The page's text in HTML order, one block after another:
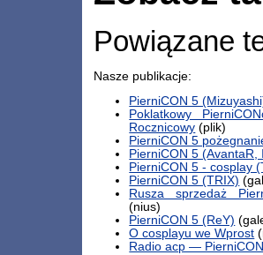
Powiązane
Nasze publikacje:
PierniCON 5
Poklatkowy
Rocznicowy (plik)
PierniCON 5
PierniCON 5 (AvantaR,
PierniCON 5 - cosplay
PierniCON 5 (TRIX)
Rusza sprzedaż
(nius)
PierniCON 5 (ReY)
O cosplayu we Wprost
Radio acp —